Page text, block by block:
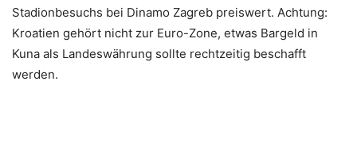
Stadionbesuchs bei Dinamo Zagreb preiswert. Achtung:
Kroatien gehört nicht zur Euro-Zone, etwas Bargeld in
Kuna als Landeswährung sollte rechtzeitig beschafft
werden.